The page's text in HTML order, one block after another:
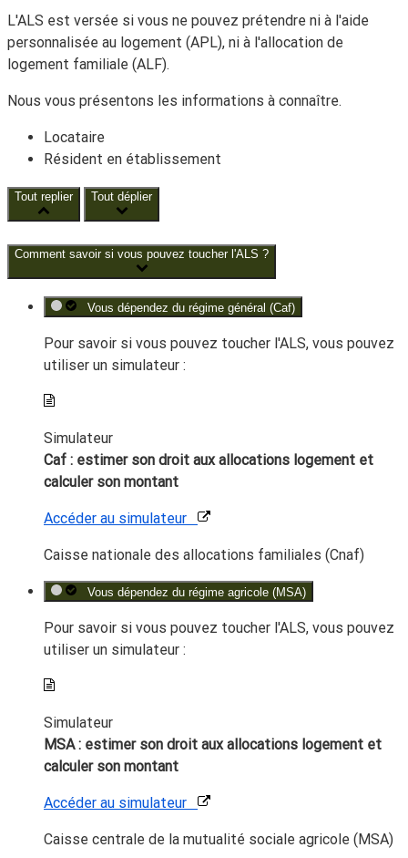
L'ALS est versée si vous ne pouvez prétendre ni à l'aide
personnalisée au logement (APL), ni à l'allocation de
logement familiale (ALF).
Nous vous présentons les informations à connaître.
Locataire
Résident en établissement
Tout replier Tout déplier
Comment savoir si vous pouvez toucher l'ALS ?
Vous dépendez du régime général (Caf)
Pour savoir si vous pouvez toucher l'ALS, vous pouvez
utiliser un simulateur :
Simulateur
Caf : estimer son droit aux allocations logement et
calculer son montant
Accéder au simulateur
Caisse nationale des allocations familiales (Cnaf)
Vous dépendez du régime agricole (MSA)
Pour savoir si vous pouvez toucher l'ALS, vous pouvez
utiliser un simulateur :
Simulateur
MSA : estimer son droit aux allocations logement et
calculer son montant
Accéder au simulateur
Caisse centrale de la mutualité sociale agricole (MSA)